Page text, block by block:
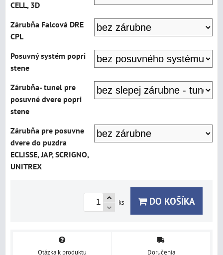
CELL, 3D
Zárubňa Falcová DRE
CPL
Posuvný systém popri
stene
Zárubňa- tunel pre
posuvné dvere popri
stene
Zárubňa pre posuvne
dvere do puzdra
ECLISSE, JAP, SCRIGNO,
UNITREX
ks DO KOŠÍKA
Otázka k produktu Doručenia